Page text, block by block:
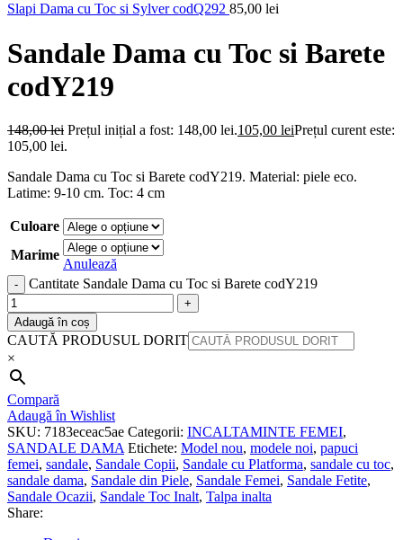
Slapi Dama cu Toc si Sylver codQ292 85,00 lei
Sandale Dama cu Toc si Barete
codY219
148,00lei Prețul inițial a fost: 148,00 lei.105,00 leiPrețul curent este:
105,00 lei.
Sandale Dama cu Toc si Barete codY219. Material: piele eco.
Latime: 9-10 cm. Toc: 4 cm
Culoare
Marime
Anulează
Cantitate Sandale Dama cu Toc si Barete codY219
Adaugă în coș
CAUTĂ PRODUSUL DORIT
×
Compară
Adaugă în Wishlist
SKU: 7183eceac5ae Categorii: INCALTAMINTE FEMEI,
SANDALE DAMA Etichete: Model nou, modele noi, papuci
femei, sandale, Sandale Copii, Sandale cu Platforma, sandale cu toc,
sandale dama, Sandale din Piele, Sandale Femei, Sandale Fetite,
Sandale Ocazii, Sandale Toc Inalt, Talpa inalta
Share: